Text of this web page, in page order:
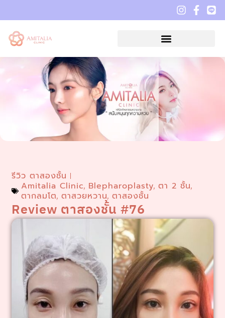
รีวิว ตาสองชั้น
Amitalia Clinic, Blepharoplasty,ตา 2 ชั้น,
ตากลมโต,ตาสวยหวาน,ตาสองชั้น
Review ตาสองชั้น #76